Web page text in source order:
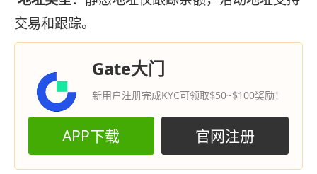
交易和跟踪。
Gate大门
新用户注册完成KYC可领取$50~$100奖励！
APP下载 官网注册